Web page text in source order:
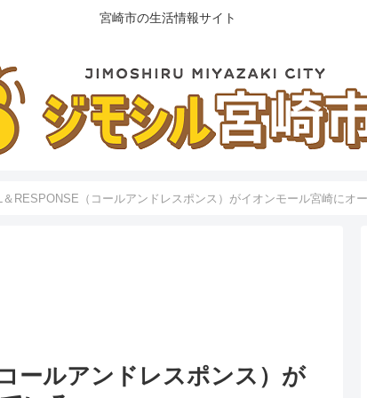
宮崎市の生活情報サイト
＆RESPONSE（コールアンドレスポンス）がイオンモール宮崎にオ
ールアンドレスポンス）が